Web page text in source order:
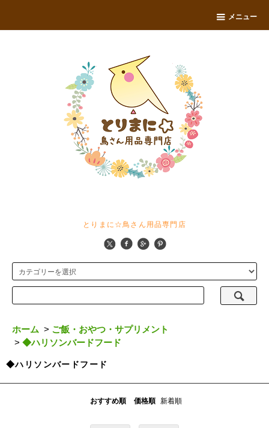
メニュー
とりまに☆鳥さん用品専門店
ホーム > ご飯・おやつ・サプリメント
> ◆ハリソンバードフード
◆ハリソンバードフード
おすすめ順 価格順 新着順